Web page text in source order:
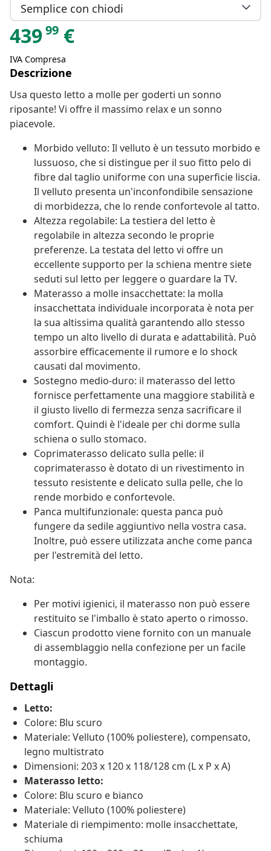
Semplice con chiodi
43999 €
IVA Compresa
Descrizione
Usa questo letto a molle per goderti un sonno
riposante! Vi offre il massimo relax e un sonno
piacevole.
Morbido velluto: Il velluto è un tessuto morbido e
lussuoso, che si distingue per il suo fitto pelo di
fibre dal taglio uniforme con una superficie liscia.
Il velluto presenta un'inconfondibile sensazione
di morbidezza, che lo rende confortevole al tatto.
Altezza regolabile: La testiera del letto è
regolabile in altezza secondo le proprie
preferenze. La testata del letto vi offre un
eccellente supporto per la schiena mentre siete
seduti sul letto per leggere o guardare la TV.
Materasso a molle insacchettate: la molla
insacchettata individuale incorporata è nota per
la sua altissima qualità garantendo allo stesso
tempo un alto livello di durata e adattabilità. Può
assorbire efficacemente il rumore e lo shock
causati dal movimento.
Sostegno medio-duro: il materasso del letto
fornisce perfettamente una maggiore stabilità e
il giusto livello di fermezza senza sacrificare il
comfort. Quindi è l'ideale per chi dorme sulla
schiena o sullo stomaco.
Coprimaterasso delicato sulla pelle: il
coprimaterasso è dotato di un rivestimento in
tessuto resistente e delicato sulla pelle, che lo
rende morbido e confortevole.
Panca multifunzionale: questa panca può
fungere da sedile aggiuntivo nella vostra casa.
Inoltre, può essere utilizzata anche come panca
per l'estremità del letto.
Nota:
Per motivi igienici, il materasso non può essere
restituito se l'imballo è stato aperto o rimosso.
Ciascun prodotto viene fornito con un manuale
di assemblaggio nella confezione per un facile
montaggio.
Dettagli
Letto:
Colore: Blu scuro
Materiale: Velluto (100% poliestere), compensato,
legno multistrato
Dimensioni: 203 x 120 x 118/128 cm (L x P x A)
Materasso letto:
Colore: Blu scuro e bianco
Materiale: Velluto (100% poliestere)
Materiale di riempimento: molle insacchettate,
schiuma